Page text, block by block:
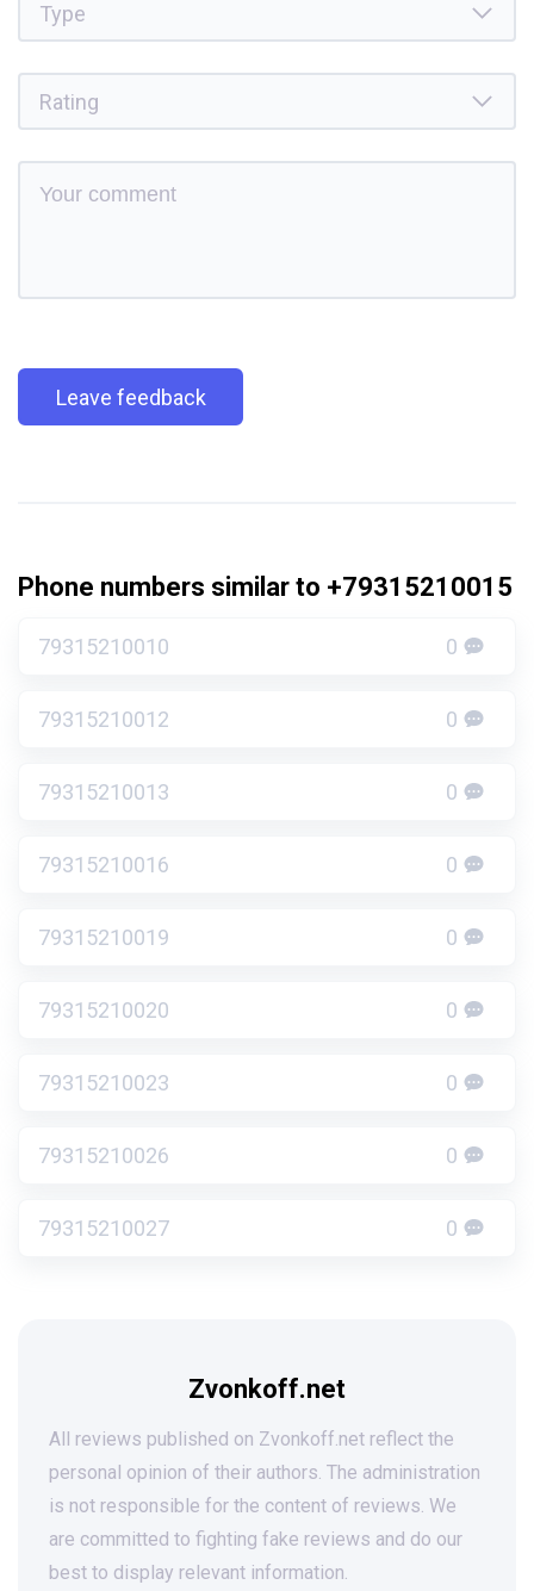
Leave feedback
Phone numbers similar to +79315210015
79315210010 0
79315210012 0
79315210013 0
79315210016 0
79315210019 0
79315210020 0
79315210023 0
79315210026 0
79315210027 0
Zvonkoff.net
All reviews published on Zvonkoff.net reflect the
personal opinion of their authors. The administration
is not responsible for the content of reviews. We
are committed to fighting fake reviews and do our
best to display relevant information.